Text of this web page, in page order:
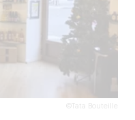
©Tata Bouteille